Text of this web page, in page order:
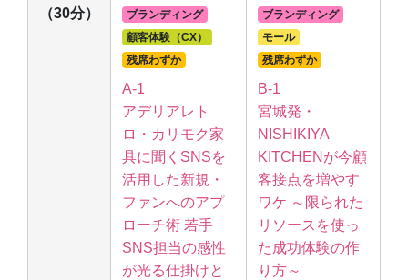
（30分）
ブランディング
顧客体験（CX）
残席わずか
A-1
アデリアレト
ロ・カリモク家
具に聞くSNSを
活用した新規・
ファンへのアプ
ローチ術 若手
SNS担当の感性
が光る仕掛けと
ブランディング
モール
残席わずか
B-1
宮城発・
NISHIKIYA
KITCHENが今顧
客接点を増やす
ワケ ～限られた
リソースを使っ
た成功体験の作
り方～